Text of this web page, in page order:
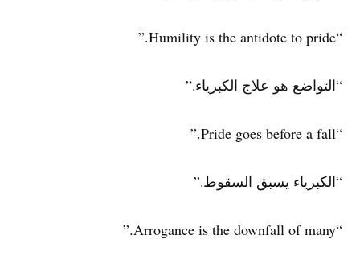
“Humility is the antidote to pride.”
“التواضع هو علاج الكبرياء.”
“Pride goes before a fall.”
“الكبرياء يسبق السقوط.”
“Arrogance is the downfall of many.”